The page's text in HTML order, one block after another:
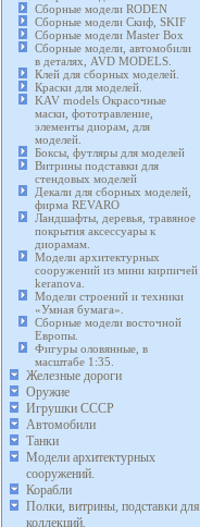
Сборные модели RODEN
Сборные модели Скиф, SKIF
Сборные модели Master Box
Сборные модели, автомобили
в деталях, AVD MODELS.
Клей для сборных моделей.
Краски для моделей.
KAV models Окрасочные
маски, фототравление,
элементы диорам, для
моделей.
Боксы, футляры для моделей
Витрины подставки для
стендовых моделей
Декали для сборных моделей,
фирма REVARO
Ландшафты, деревья, травяное
покрытия аксессуары к
диорамам.
Модели архитектурных
сооружений из мини кирпичей
keranova.
Модели строений и техники
«Умная бумага».
Сборные модели восточной
Европы.
Фигуры оловянные, в
масштабе 1:35.
Железные дороги
Оружие
Игрушки СССР
Автомобили
Танки
Модели архитектурных
сооружений.
Корабли
Полки, витрины, подставки для
коллекций.